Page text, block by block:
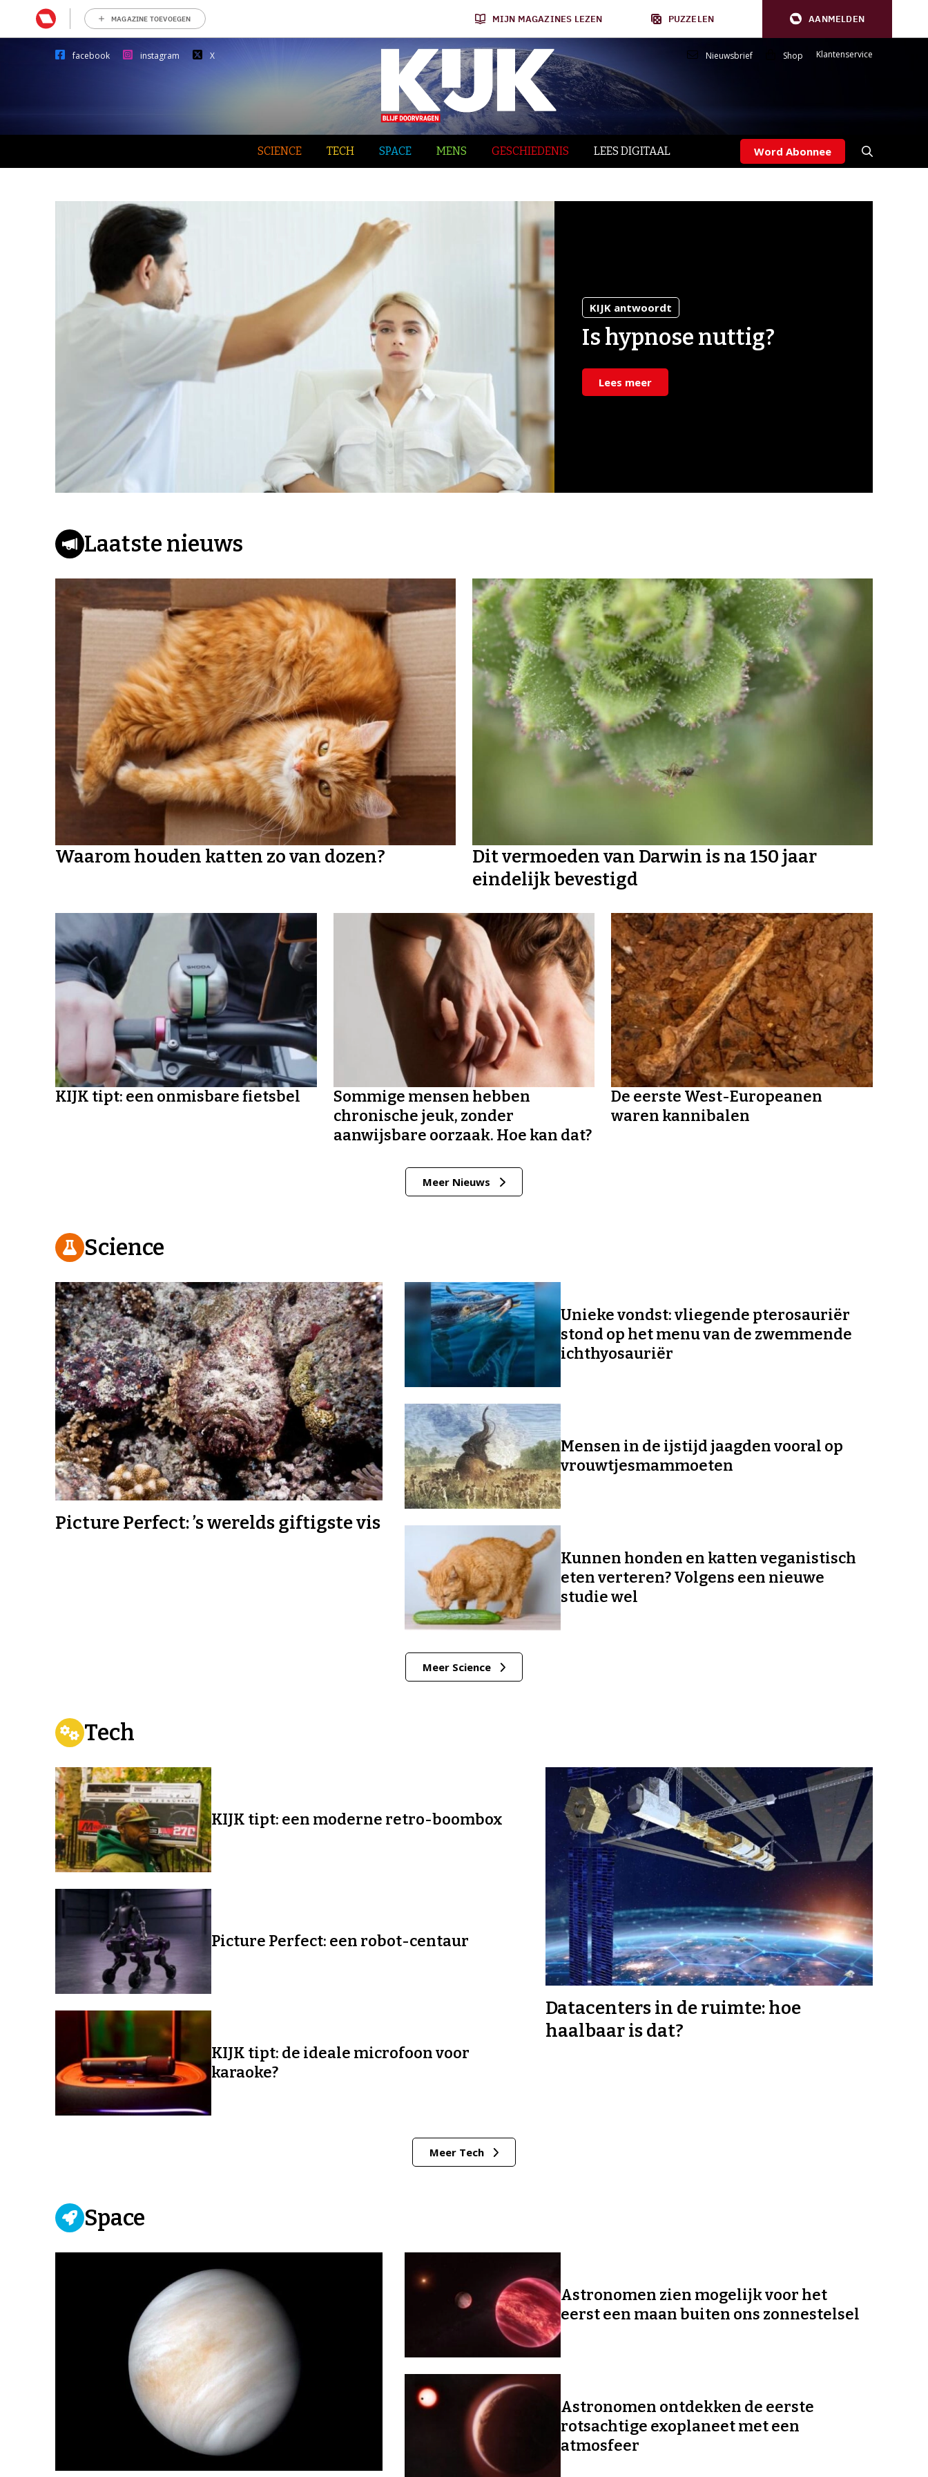
MAGAZINE TOEVOEGEN MIJN MAGAZINES LEZEN PUZZELEN AANMELDEN
facebook instagram X Nieuwsbrief Shop Klantenservice
SCIENCE TECH SPACE MENS GESCHIEDENIS LEES DIGITAAL Word Abonnee
KIJK antwoordt
Is hypnose nuttig?
Lees meer
Laatste nieuws
Waarom houden katten zo van dozen?
Dit vermoeden van Darwin is na 150 jaar
eindelijk bevestigd
KIJK tipt: een onmisbare fietsbel
Sommige mensen hebben
chronische jeuk, zonder
aanwijsbare oorzaak. Hoe kan dat?
De eerste West-Europeanen
waren kannibalen
Meer Nieuws
Science
Picture Perfect: ’s werelds giftigste vis
Unieke vondst: vliegende pterosauriër
stond op het menu van de zwemmende
ichthyosauriër
Mensen in de ijstijd jaagden vooral op
vrouwtjesmammoeten
Kunnen honden en katten veganistisch
eten verteren? Volgens een nieuwe
studie wel
Meer Science
Tech
Datacenters in de ruimte: hoe
haalbaar is dat?
KIJK tipt: een moderne retro-boombox
Picture Perfect: een robot-centaur
KIJK tipt: de ideale microfoon voor
karaoke?
Meer Tech
Space
Astronomen zien mogelijk voor het
eerst een maan buiten ons zonnestelsel
Astronomen ontdekken de eerste
rotsachtige exoplaneet met een
atmosfeer